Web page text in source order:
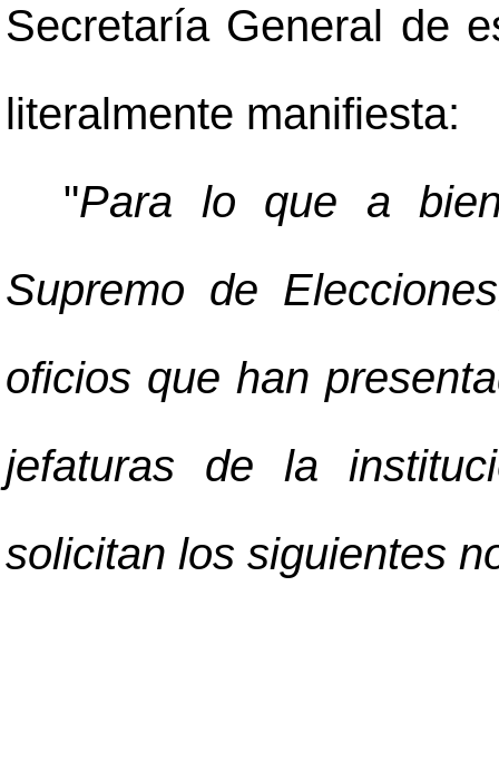
Secretaría General de
literalmente manifiesta:
"Para lo que a
Supremo de
oficios que han
jefaturas de la
solicitan los siguientes